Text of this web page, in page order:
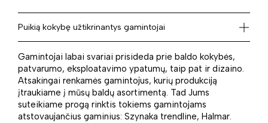
Puikią kokybę užtikrinantys gamintojai
Gamintojai labai svariai prisideda prie baldo kokybės,
patvarumo, eksploatavimo ypatumų, taip pat ir dizaino.
Atsakingai renkamės gamintojus, kurių produkciją
įtraukiame į mūsų baldų asortimentą. Tad Jums
suteikiame progą rinktis tokiems gamintojams
atstovaujančius gaminius: Szynaka trendline, Halmar.